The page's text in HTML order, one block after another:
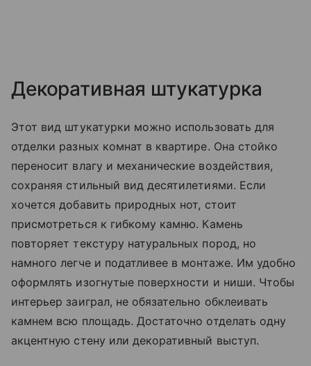
Декоративная штукатурка
Этот вид штукатурки можно использовать для
отделки разных комнат в квартире. Она стойко
переносит влагу и механические воздействия,
сохраняя стильный вид десятилетиями. Если
хочется добавить природных нот, стоит
присмотреться к гибкому камню. Камень
повторяет текстуру натуральных пород, но
намного легче и податливее в монтаже. Им удобно
оформлять изогнутые поверхности и ниши. Чтобы
интерьер заиграл, не обязательно обклеивать
камнем всю площадь. Достаточно отделать одну
акцентную стену или декоративный выступ.